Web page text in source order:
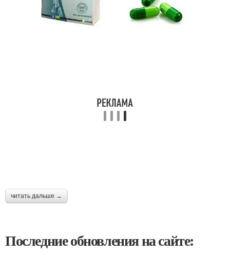
читать дальше →
Последние обновления на сайте: